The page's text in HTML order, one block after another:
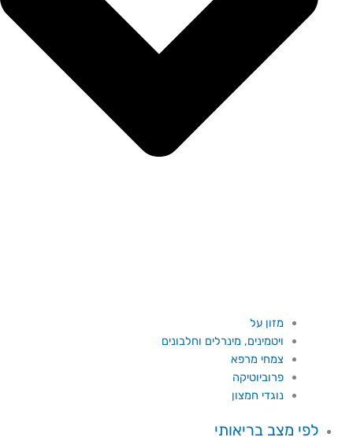
מזון על
ויטמינים, מינרלים וחלבונים
צמחי מרפא
פרוביוטיקה
נוגדי חמצון
לפי מצב בריאותי